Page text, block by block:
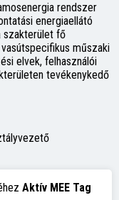
rendszer
energiaellátó
szakterület fő
műszaki
elvek, felhasználói
tevékenykedő
Aktív MEE Tag